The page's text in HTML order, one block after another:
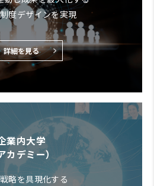
度デザインを実現
詳細を見る
業内大学
カデミー）
略を具現化する